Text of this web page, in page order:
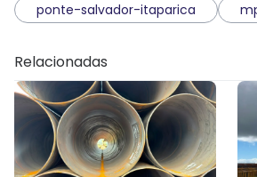
ponte-salvador-itaparica
Relacionadas